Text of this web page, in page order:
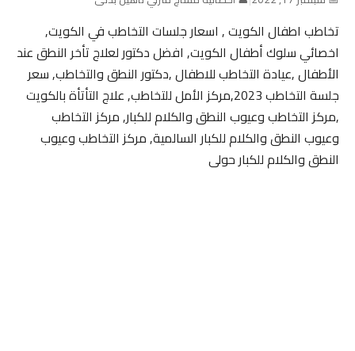
تخاطب اطفال الكويت , اسعار جلسات التخاطب في الكويت,
اخصائي سلوك أطفال الكويت, افضل دكتور لعلاج تأخر النطق عند
الأطفال ,عيادة التخاطب للاطفال ,دكتور النطق والتخاطب, سعر
جلسة التخاطب 2023,مركز الأمل للتخاطب, علاج التأتأة بالكويت
,مركز التخاطب وعيوب النطق والكلام للكبار, مركز التخاطب
وعيوب النطق والكلام للكبار السالمية, مركز التخاطب وعيوب
النطق والكلام للكبار حولى